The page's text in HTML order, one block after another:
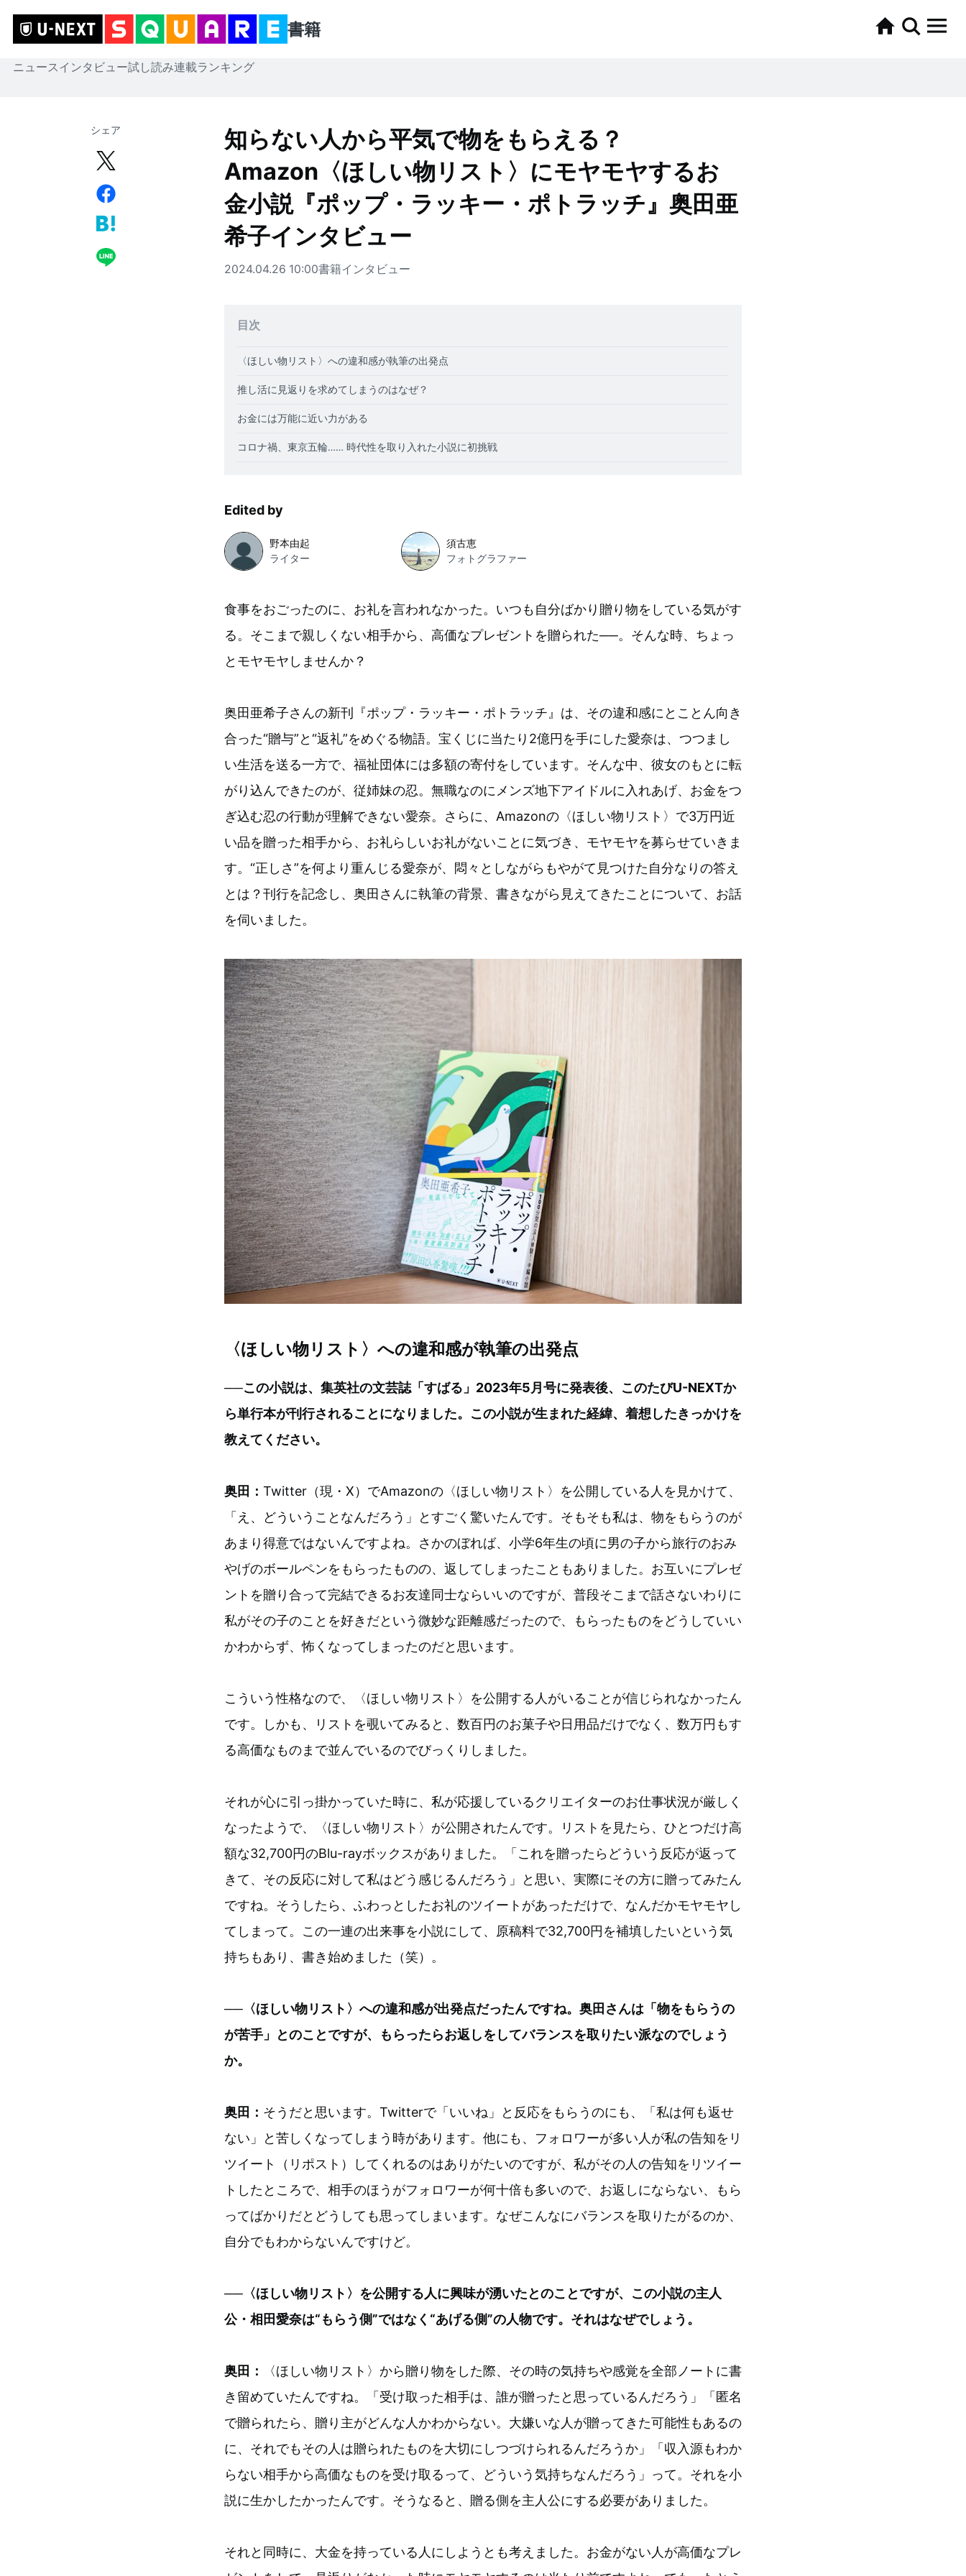
書籍
ニュースインタビュー試し読み連載ランキング
シェア
知らない人から平気で物をもらえる？
Amazon〈ほしい物リスト〉にモヤモヤするお
金小説『ポップ・ラッキー・ポトラッチ』奥田亜
希子インタビュー
2024.04.26 10:00書籍インタビュー
目次
〈ほしい物リスト〉への違和感が執筆の出発点
推し活に見返りを求めてしまうのはなぜ？
お金には万能に近い力がある
コロナ禍、東京五輪…… 時代性を取り入れた小説に初挑戦
Edited by
野本由起
ライター
須古恵
フォトグラファー
食事をおごったのに、お礼を言われなかった。いつも自分ばかり贈り物をしている気がす
る。そこまで親しくない相手から、高価なプレゼントを贈られた──。そんな時、ちょっ
とモヤモヤしませんか？
奥田亜希子さんの新刊『ポップ・ラッキー・ポトラッチ』は、その違和感にとことん向き
合った“贈与”と“返礼”をめぐる物語。宝くじに当たり2億円を手にした愛奈は、つつまし
い生活を送る一方で、福祉団体には多額の寄付をしています。そんな中、彼女のもとに転
がり込んできたのが、従姉妹の忍。無職なのにメンズ地下アイドルに入れあげ、お金をつ
ぎ込む忍の行動が理解できない愛奈。さらに、Amazonの〈ほしい物リスト〉で3万円近
い品を贈った相手から、お礼らしいお礼がないことに気づき、モヤモヤを募らせていきま
す。“正しさ”を何より重んじる愛奈が、悶々としながらもやがて見つけた自分なりの答え
とは？刊行を記念し、奥田さんに執筆の背景、書きながら見えてきたことについて、お話
を伺いました。
〈ほしい物リスト〉への違和感が執筆の出発点
──この小説は、集英社の文芸誌「すばる」2023年5月号に発表後、このたびU-NEXTか
ら単行本が刊行されることになりました。この小説が生まれた経緯、着想したきっかけを
教えてください。
奥田： Twitter（現・X）でAmazonの〈ほしい物リスト〉を公開している人を見かけて、
「え、どういうことなんだろう」とすごく驚いたんです。そもそも私は、物をもらうのが
あまり得意ではないんですよね。さかのぼれば、小学6年生の頃に男の子から旅行のおみ
やげのボールペンをもらったものの、返してしまったこともありました。お互いにプレゼ
ントを贈り合って完結できるお友達同士ならいいのですが、普段そこまで話さないわりに
私がその子のことを好きだという微妙な距離感だったので、もらったものをどうしていい
かわからず、怖くなってしまったのだと思います。
こういう性格なので、〈ほしい物リスト〉を公開する人がいることが信じられなかったん
です。しかも、リストを覗いてみると、数百円のお菓子や日用品だけでなく、数万円もす
る高価なものまで並んでいるのでびっくりしました。
それが心に引っ掛かっていた時に、私が応援しているクリエイターのお仕事状況が厳しく
なったようで、〈ほしい物リスト〉が公開されたんです。リストを見たら、ひとつだけ高
額な32,700円のBlu-rayボックスがありました。「これを贈ったらどういう反応が返って
きて、その反応に対して私はどう感じるんだろう」と思い、実際にその方に贈ってみたん
ですね。そうしたら、ふわっとしたお礼のツイートがあっただけで、なんだかモヤモヤし
てしまって。この一連の出来事を小説にして、原稿料で32,700円を補填したいという気
持ちもあり、書き始めました（笑）。
──〈ほしい物リスト〉への違和感が出発点だったんですね。奥田さんは「物をもらうの
が苦手」とのことですが、もらったらお返しをしてバランスを取りたい派なのでしょう
か。
奥田： そうだと思います。Twitterで「いいね」と反応をもらうのにも、「私は何も返せ
ない」と苦しくなってしまう時があります。他にも、フォロワーが多い人が私の告知をリ
ツイート（リポスト）してくれるのはありがたいのですが、私がその人の告知をリツイー
トしたところで、相手のほうがフォロワーが何十倍も多いので、お返しにならない、もら
ってばかりだとどうしても思ってしまいます。なぜこんなにバランスを取りたがるのか、
自分でもわからないんですけど。
──〈ほしい物リスト〉を公開する人に興味が湧いたとのことですが、この小説の主人
公・相田愛奈は“もらう側”ではなく“あげる側”の人物です。それはなぜでしょう。
奥田：
〈ほしい物リスト〉から贈り物をした際、その時の気持ちや感覚を全部ノートに書
き留めていたんですね。「受け取った相手は、誰が贈ったと思っているんだろう」「匿名
で贈られたら、贈り主がどんな人かわからない。大嫌いな人が贈ってきた可能性もあるの
に、それでもその人は贈られたものを大切にしつづけられるんだろうか」「収入源もわか
らない相手から高価なものを受け取るって、どういう気持ちなんだろう」って。それを小
説に生かしたかったんです。そうなると、贈る側を主人公にする必要がありました。
それと同時に、大金を持っている人にしようとも考えました。お金がない人が高価なプレ